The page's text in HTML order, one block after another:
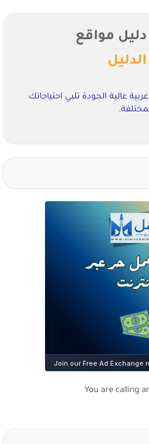
دليل مواقع
الدليل
عالية الجودة تلبي احتياجاتك
You are calling